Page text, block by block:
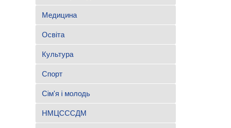
Медицина
Освіта
Культура
Спорт
Сім'я і молодь
НМЦСССДМ